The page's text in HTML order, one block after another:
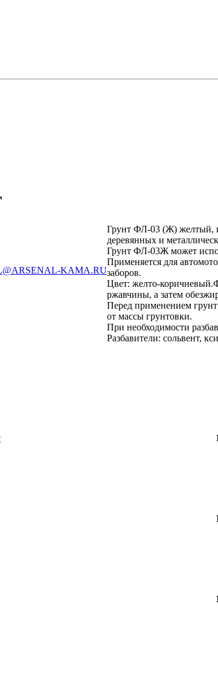
KAMA.RU
Грунт ФЛ-03 (Ж) желтый,
деревянных и
Грунт ФЛ-03Ж может
Применяется для
заборов.
Цвет: желто-
ржавчины, а затем
Перед применением
от массы грунтовки.
При необходимости
Разбавители: сольвент,